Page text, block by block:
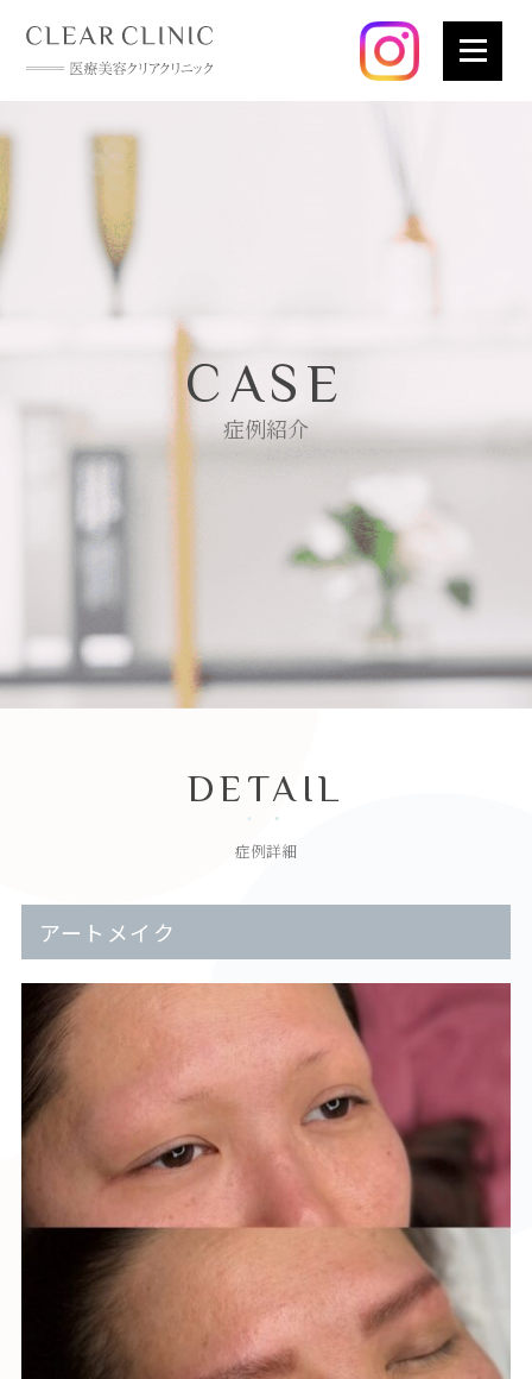
CASE
症例紹介
DETAIL
症例詳細
アートメイク